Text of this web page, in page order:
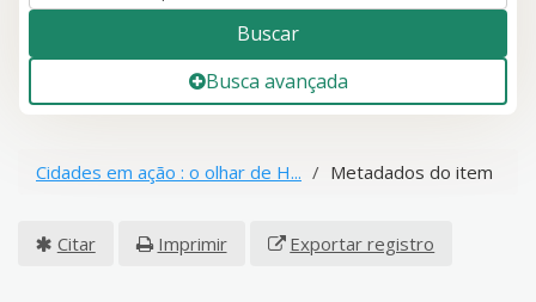
Buscar
Busca avançada
Cidades em ação : o olhar de H... Metadados do item
Citar Imprimir Exportar registro